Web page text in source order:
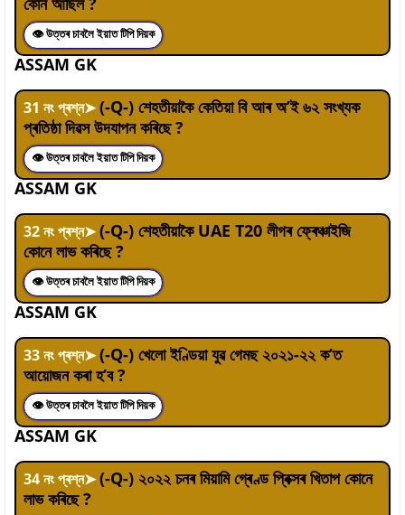
👁 উত্তৰ চাবলৈ ইয়াত টিপি দিয়ক
ASSAM GK
31 নং প্ৰশ্ন➤(-Q-) শেহতীয়াকৈ কেতিয়া বি আৰ অ’ই ৬২ সংখ্যক
প্ৰতিষ্ঠা দিৱস উদযাপন কৰিছে ?
👁 উত্তৰ চাবলৈ ইয়াত টিপি দিয়ক
ASSAM GK
32নং প্ৰশ্ন➤(-Q-) শেহতীয়াকৈ UAE T20 লীগৰ ফ্ৰেঞ্চাইজি
কোনে লাভ কৰিছে ?
👁 উত্তৰ চাবলৈ ইয়াত টিপি দিয়ক
ASSAM GK
33নং প্ৰশ্ন➤(-Q-) খেলো ইণ্ডিয়া যুৱ গেমছ ২০২১-২২ ক’ত
আয়োজন কৰা হ’ব ?
👁 উত্তৰ চাবলৈ ইয়াত টিপি দিয়ক
ASSAM GK
34নং প্ৰশ্ন➤(-Q-) ২০২২ চনৰ মিয়ামি গ্ৰেণ্ড প্ৰিক্সৰ খিতাপ কোনে
লাভ কৰিছে ?